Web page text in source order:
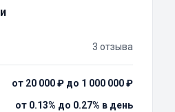
3 отзыва
от 20 000 ₽ до 1 000 000 ₽
от 0.13% до 0.27% в день